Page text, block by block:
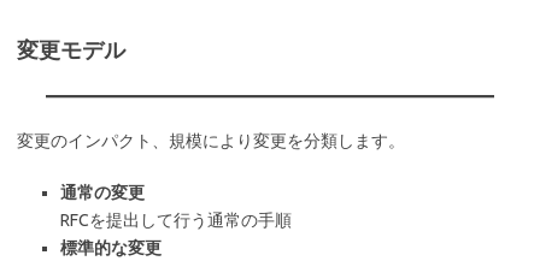
変更モデル
変更のインパクト、規模により変更を分類します。
通常の変更
RFCを提出して行う通常の手順
標準的な変更